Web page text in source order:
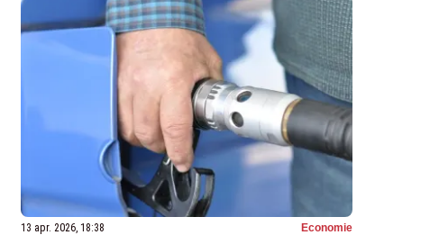
13 apr. 2026, 18:38 Economie